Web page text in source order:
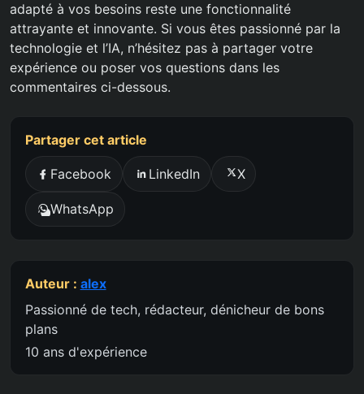
adapté à vos besoins reste une fonctionnalité
attrayante et innovante. Si vous êtes passionné par la
technologie et l’IA, n’hésitez pas à partager votre
expérience ou poser vos questions dans les
commentaires ci-dessous.
Partager cet article
Facebook LinkedIn X
WhatsApp
Auteur : alex
Passionné de tech, rédacteur, dénicheur de bons
plans
10 ans d'expérience